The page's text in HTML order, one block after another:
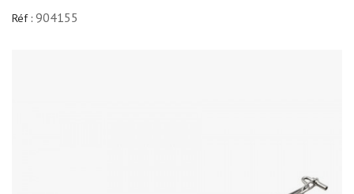
Réf : 904155